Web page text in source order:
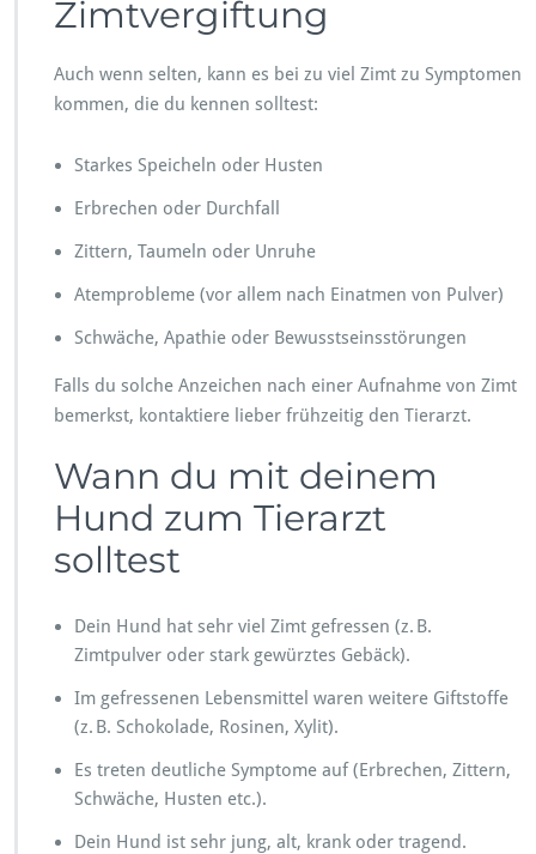
Zimtvergiftung
Auch wenn selten, kann es bei zu viel Zimt zu Symptomen
kommen, die du kennen solltest:
Starkes Speicheln oder Husten
Erbrechen oder Durchfall
Zittern, Taumeln oder Unruhe
Atemprobleme (vor allem nach Einatmen von Pulver)
Schwäche, Apathie oder Bewusstseinsstörungen
Falls du solche Anzeichen nach einer Aufnahme von Zimt
bemerkst, kontaktiere lieber frühzeitig den Tierarzt.
Wann du mit deinem
Hund zum Tierarzt
solltest
Dein Hund hat sehr viel Zimt gefressen (z. B.
Zimtpulver oder stark gewürztes Gebäck).
Im gefressenen Lebensmittel waren weitere Giftstoffe
(z. B. Schokolade, Rosinen, Xylit).
Es treten deutliche Symptome auf (Erbrechen, Zittern,
Schwäche, Husten etc.).
Dein Hund ist sehr jung, alt, krank oder tragend.